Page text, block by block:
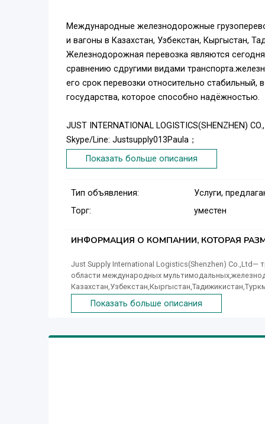
Международные железнодорожные
и вагоны в Казахстан, Узбекстан, Кыргыстан,
Железнодорожная перевозка являются
сравнению сдругими видами
его срок перевозки относительно
государства, которое способно надёжностью.
JUST INTERNATIONAL LOGISTICS(SHENZHEN)
Skype/Line: Justsupply013Paula；
Foxmail: sales013@justsupply.com.cn
D/L: +86 0755 8465 1572
Tel： +86 18870747089
Показать больше описания
Тип объявления:
Услуги,
Торг:
уместен
ИНФОРМАЦИЯ О КОМПАНИИ, КОТОРАЯ
Just Supply International Logistics(Shenzhen)
области международных
же мы предоставим услугу комплексной
клиентов,страховки,таможенное
Показать больше описания